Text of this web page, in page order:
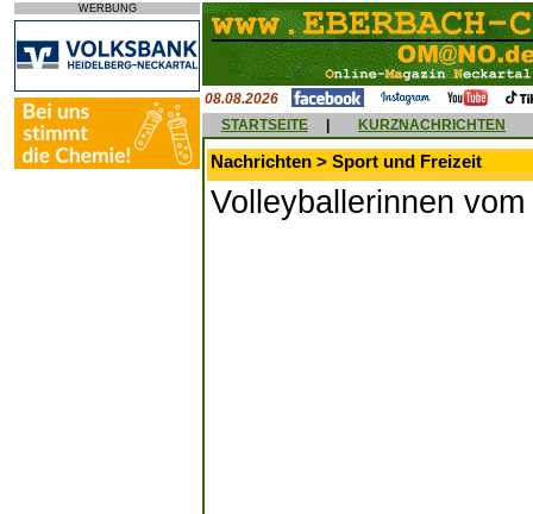
WERBUNG
08.08.2026
STARTSEITE
KURZNACHRICHTEN
Nachrichten > Sport und Freizeit
Volleyballerinnen